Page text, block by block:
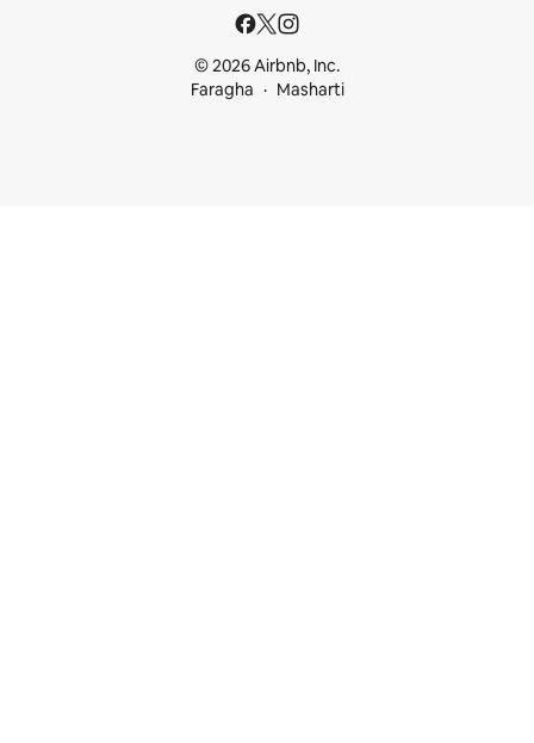
© 2026 Airbnb, Inc.
Faragha
Masharti